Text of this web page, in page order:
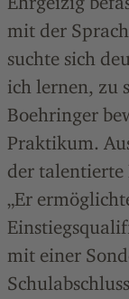
mit der
suchte sich
ich lernen, zu
Boehringer
Praktikum.
der talentierte
„Er
mit einer